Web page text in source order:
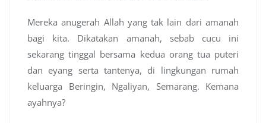
Mereka anugerah Allah yang tak lain dari amanah
bagi kita. Dikatakan amanah, sebab cucu ini
sekarang tinggal bersama kedua orang tua puteri
dan eyang serta tantenya, di lingkungan rumah
keluarga Beringin, Ngaliyan, Semarang. Kemana
ayahnya?